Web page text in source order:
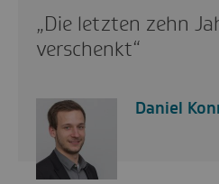
„Die letzten zehn
verschenkt“
Daniel